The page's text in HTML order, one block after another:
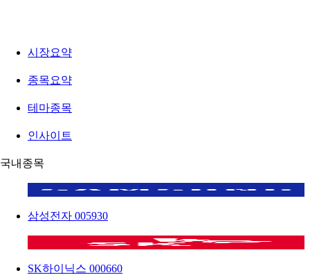
시장요약
종목요약
테마종목
인사이트
국내종목
삼성전자 005930
SK하이닉스 000660